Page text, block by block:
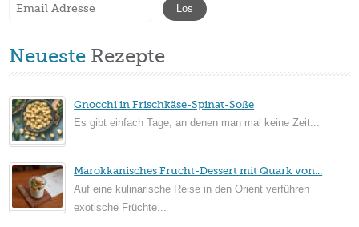
Neueste Rezepte
Gnocchi in Frischkäse-Spinat-Soße
Es gibt einfach Tage, an denen man mal keine Zeit...
Marokkanisches Frucht-Dessert mit Quark von...
Auf eine kulinarische Reise in den Orient verführen
exotische Früchte...